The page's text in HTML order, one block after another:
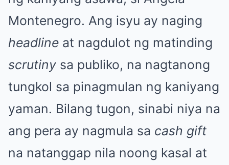
Montenegro. Ang isyu ay naging
headline at nagdulot ng matinding
scrutiny sa publiko, na nagtanong
tungkol sa pinagmulan ng kaniyang
yaman. Bilang tugon, sinabi niya na
ang pera ay nagmula sa cash gift
na natanggap nila noong kasal at